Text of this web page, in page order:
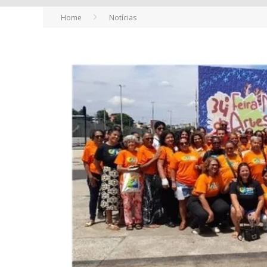
YAN TRAZ A TURNÊ NACIONAL DO
Home Notícias